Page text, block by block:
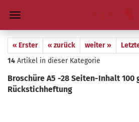
« Erster « zurück weiter »
14 Artikel in dieser Kategorie
Bro­schü­re A5 -28 Seiten-​Inhalt 100
Rückstichheftung